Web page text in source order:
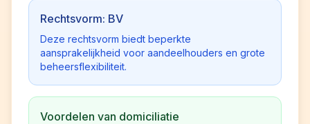
Rechtsvorm: BV
Deze rechtsvorm biedt beperkte
aansprakelijkheid voor aandeelhouders en grote
beheersflexibiliteit.
Voordelen van domiciliatie